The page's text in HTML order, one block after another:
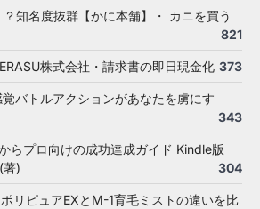
知名度抜群【かに本舗】・ カニを買う
821
株式会社・請求書の即日現金化 373
バトルアクションがあなたを虜にす
343
らプロ向けの成功達成ガイド Kindle版
著)
304
リピュアEXとM-1育毛ミストの違いを比